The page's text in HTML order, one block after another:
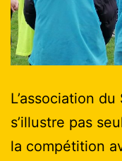
L’association
s’illustre pas
la compétition